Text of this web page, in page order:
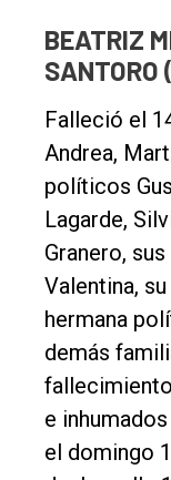
BEATRIZ
Falleció el
Andrea,
políticos
Lagarde,
Granero,
Valentina,
hermana
demás
e
el domingo